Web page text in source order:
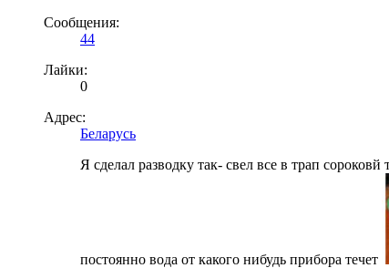
Сообщения:
44
Лайки:
0
Адрес:
Беларусь
Я сделал разводку так- свел все в трап
постоянно вода от какого нибудь прибора течет